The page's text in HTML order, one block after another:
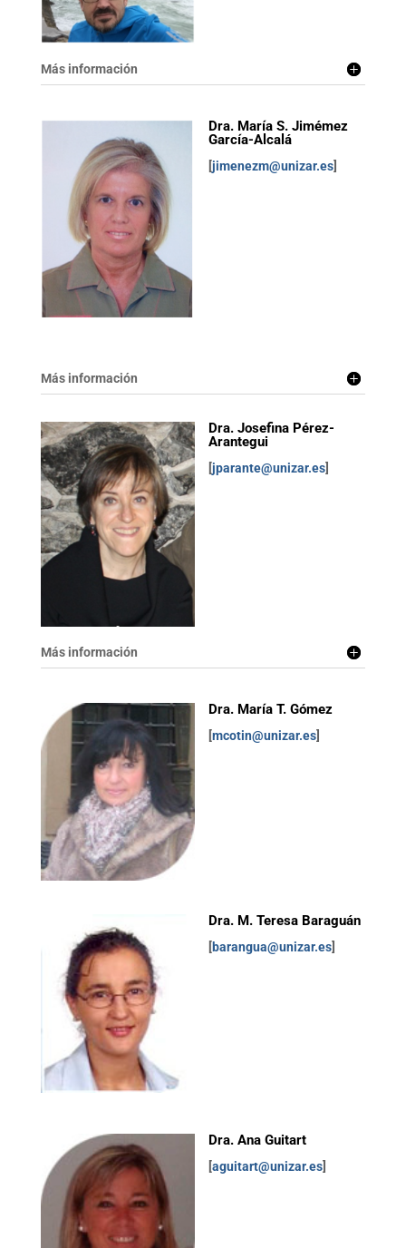
Más información
Dra. María S. Jimémez
García-Alcalá
[jimenezm@unizar.es]
Más información
Dra. Josefina Pérez-
Arantegui
[jparante@unizar.es]
Más información
Dra. María T. Gómez
[mcotin@unizar.es]
Dra. M. Teresa Baraguán
[barangua@unizar.es]
Dra. Ana Guitart
[aguitart@unizar.es]